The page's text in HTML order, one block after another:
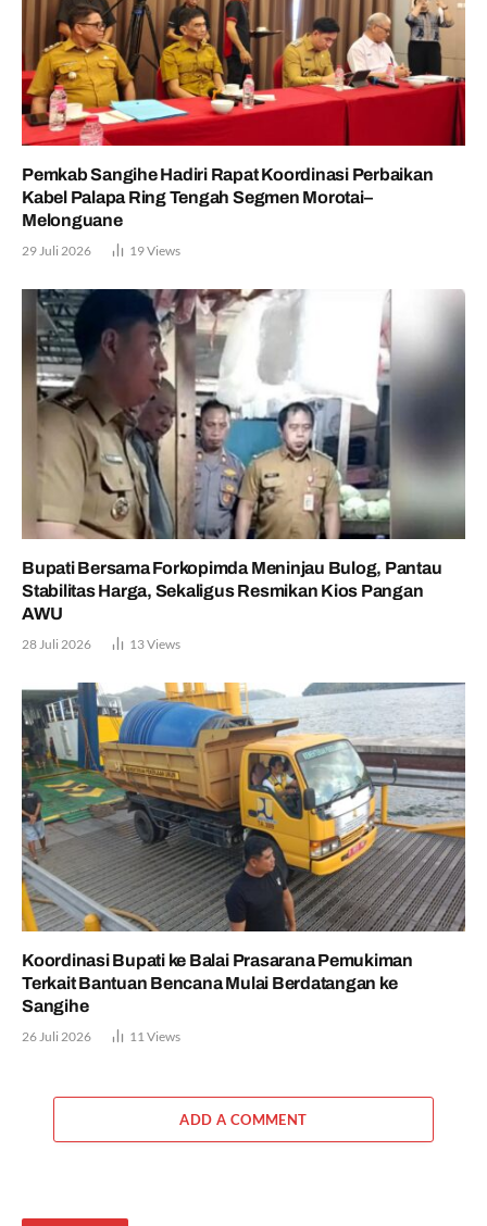
Pemkab Sangihe Hadiri Rapat Koordinasi Perbaikan
Kabel Palapa Ring Tengah Segmen Morotai–
Melonguane
29 Juli 2026 19Views
Bupati Bersama Forkopimda Meninjau Bulog, Pantau
Stabilitas Harga, Sekaligus Resmikan Kios Pangan
AWU
28 Juli 2026 13Views
Koordinasi Bupati ke Balai Prasarana Pemukiman
Terkait Bantuan Bencana Mulai Berdatangan ke
Sangihe
26 Juli 2026 11Views
ADD A COMMENT